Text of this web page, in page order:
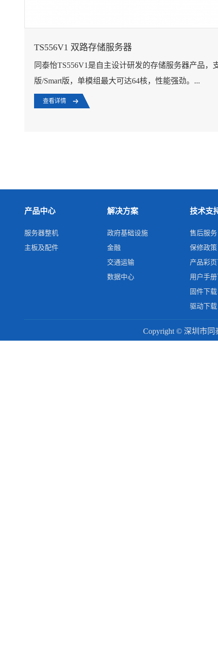
TS556V1 双路存储服务器
同泰怡TS556V1是自主设计研发的存储服务器产品，
版/Smart版，单模组最大可达64核，性能强劲。...
查看详情
产品中心
服务器整机
主板及配件
解决方案
政府基础设施
金融
交通运输
数据中心
技术支
售后服务
保修政策
产品彩
用户手
固件下载
驱动下载
Copyright © 深圳市同